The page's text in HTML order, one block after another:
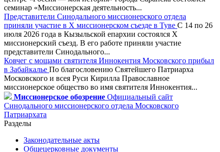
семинар «Миссионерская деятельность...
Представители Синодального миссионерского отдела
приняли участие в X миссионерском съезде в Туве С 14 по 26
июля 2026 года в Кызыльской епархии состоялся X
миссионерский съезд. В его работе приняли участие
представители Синодального...
Ковчег с мощами святителя Иннокентия Московского прибыл
в Забайкалье По благословению Святейшего Патриарха
Московского и всея Руси Кирилла Православное
миссионерское общество во имя святителя Иннокентия...
Миссионерское обозрение Официальный сайт
Синодального миссионерского отдела Московского
Патриархата
Разделы
Законодательные акты
Общецерковные документы